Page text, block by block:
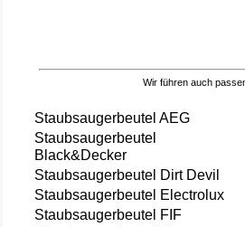
Wir führen auch
Staubsaugerbeutel AEG
Staubsaugerbeutel
Black&Decker
Staubsaugerbeutel Dirt Devil
Staubsaugerbeutel Electrolux
Staubsaugerbeutel FIF